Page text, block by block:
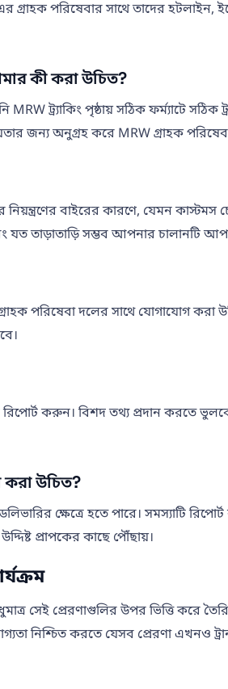
পরিষেবার সাথে তাদের হটলাইন,
কী করা উচিত?
পৃষ্ঠায় সঠিক ফর্ম্যাটে সঠিক
জন্য অনুগ্রহ করে MRW গ্রাহক
বাইরের কারণে, যেমন কাস্টমস
সম্ভব আপনার চালানটি
পরিষেবা দলের সাথে যোগাযোগ
করুন। বিশদ তথ্য প্রদান করতে
উচিত?
ক্ষেত্রে হতে পারে। সমস্যাটি
প্রাপকের কাছে পৌঁছায়।
সেই প্রেরণাগুলির উপর ভিত্তি করে
নিশ্চিত করতে যেসব প্রেরণা এখনও